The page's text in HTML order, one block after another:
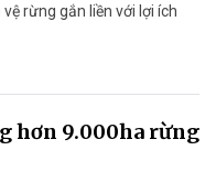
rừng gắn liền với lợi ích
hơn 9.000ha rừng